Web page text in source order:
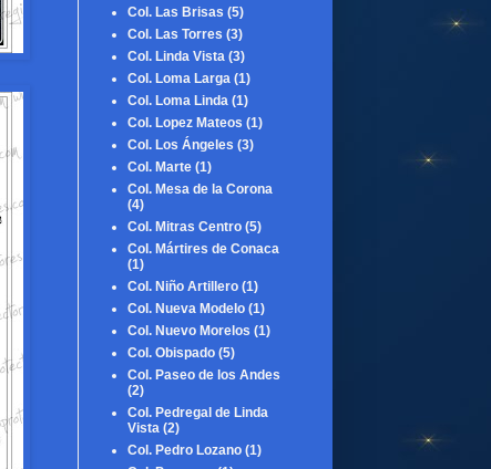
Col. Las Brisas (5)
Col. Las Torres (3)
Col. Linda Vista (3)
Col. Loma Larga (1)
Col. Loma Linda (1)
Col. Lopez Mateos (1)
Col. Los Ángeles (3)
Col. Marte (1)
Col. Mesa de la Corona
(4)
Col. Mitras Centro (5)
Col. Mártires de Conaca
(1)
Col. Niño Artillero (1)
Col. Nueva Modelo (1)
Col. Nuevo Morelos (1)
Col. Obispado (5)
Col. Paseo de los Andes
(2)
Col. Pedregal de Linda
Vista (2)
Col. Pedro Lozano (1)